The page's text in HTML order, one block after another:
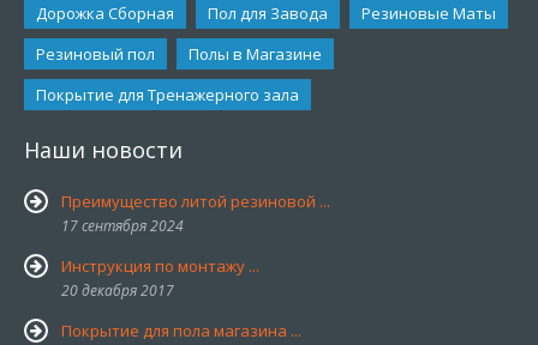
Дорожка Сборная
Пол для Завода
Резиновые Маты
Резиновый пол
Полы в Магазине
Покрытие для Тренажерного зала
Наши новости
Преимущество литой резиновой ...
17 сентября 2024
Инструкция по монтажу ...
20 декабря 2017
Покрытие для пола магазина ...